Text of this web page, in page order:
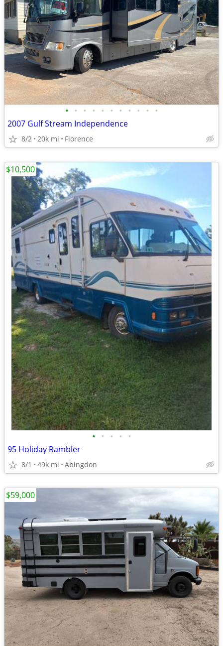
• • • • • • • • • • •
2007 Gulf Stream Independence
8/2 20k mi Florence
• • • • •
95 Holiday Rambler
8/1 49k mi Abingdon
$10,500
$59,000